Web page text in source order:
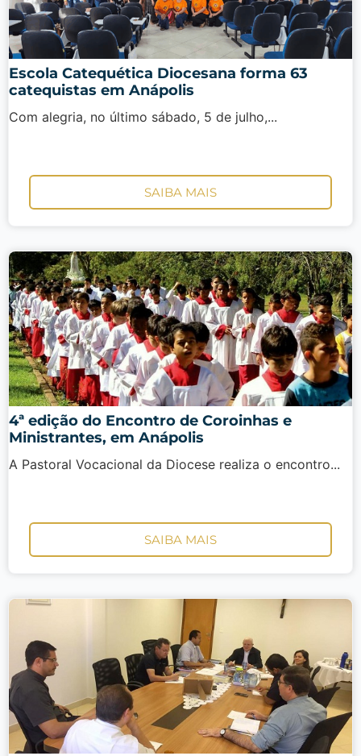
Escola Catequética Diocesana forma 63
catequistas em Anápolis
Com alegria, no último sábado, 5 de julho,...
SAIBA MAIS
4ª edição do Encontro de Coroinhas e
Ministrantes, em Anápolis
A Pastoral Vocacional da Diocese realiza o encontro...
SAIBA MAIS